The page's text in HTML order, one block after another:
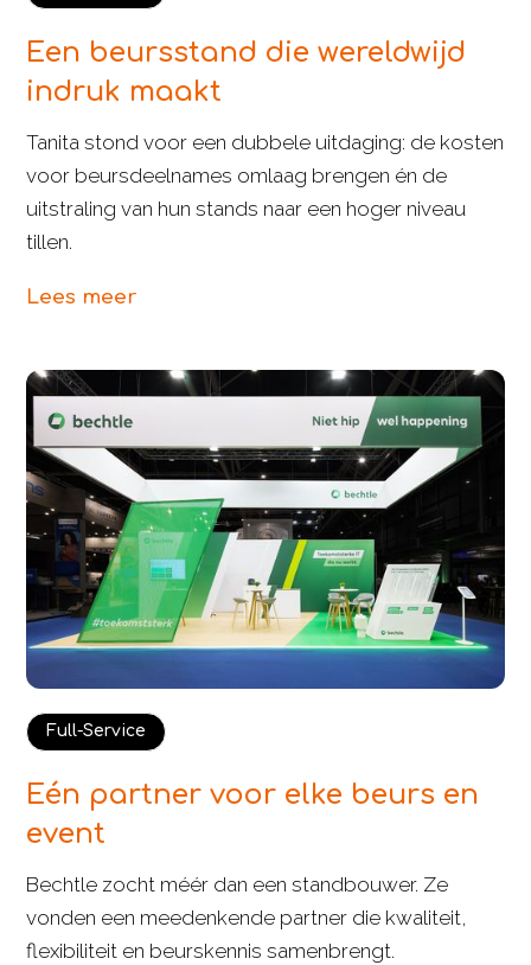
Een beursstand die wereldwijd
indruk maakt
Tanita stond voor een dubbele uitdaging: de kosten
voor beursdeelnames omlaag brengen én de
uitstraling van hun stands naar een hoger niveau
tillen.
Lees meer
Full-Service
Eén partner voor elke beurs en
event
Bechtle zocht méér dan een standbouwer. Ze
vonden een meedenkende partner die kwaliteit,
flexibiliteit en beurskennis samenbrengt.